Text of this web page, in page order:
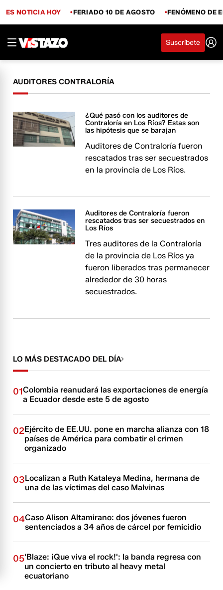
ES NOTICIA HOY FERIADO 10 DE AGOSTO FENÓMENO DE
Suscríbete
AUDITORES CONTRALORÍA
¿Qué pasó con los auditores de
Contraloría en Los Ríos? Estas son
las hipótesis que se barajan
Auditores de Contraloría fueron
rescatados tras ser secuestrados
en la provincia de Los Ríos.
Auditores de Contraloría fueron
rescatados tras ser secuestrados en
Los Ríos
Tres auditores de la Contraloría
de la provincia de Los Ríos ya
fueron liberados tras permanecer
alrededor de 30 horas
secuestrados.
LO MÁS DESTACADO DEL DÍA
01Colombia reanudará las exportaciones de energía
a Ecuador desde este 5 de agosto
02Ejército de EE.UU. pone en marcha alianza con 18
países de América para combatir el crimen
organizado
03Localizan a Ruth Kataleya Medina, hermana de
una de las víctimas del caso Malvinas
04Caso Alison Altamirano: dos jóvenes fueron
sentenciados a 34 años de cárcel por femicidio
05'Blaze: ¡Que viva el rock!': la banda regresa con
un concierto en tributo al heavy metal
ecuatoriano